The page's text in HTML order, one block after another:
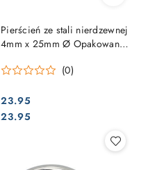
Pierścień ze stali nierdzewnej
4mm x 25mm Ø Opakowanie
(0)
Cena:
23.95
Cena:
23.95